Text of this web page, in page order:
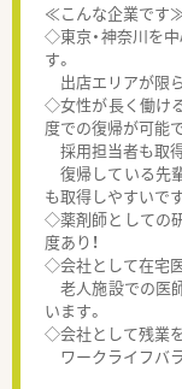
≪こんな企業です
◇東京・神奈川を
す。
出店エリアが限
◇女性が長く働け
度での復帰が可能
採用担当者も取得
復帰している先
も取得しやすいで
◇薬剤師としての
度あり！
◇会社として在宅
老人施設での医
います。
◇会社として残業
ワークライフバ